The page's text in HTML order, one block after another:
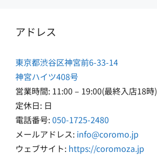
アドレス
東京都渋谷区神宮前6-33-14
神宮ハイツ408号
営業時間: 11:00 – 19:00(最終入店18時)
定休日: 日
電話番号:050-1725-2480
メールアドレス: info@coromo.jp
ウェブサイト: https://coromoza.jp